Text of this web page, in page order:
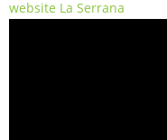
website La Serrana